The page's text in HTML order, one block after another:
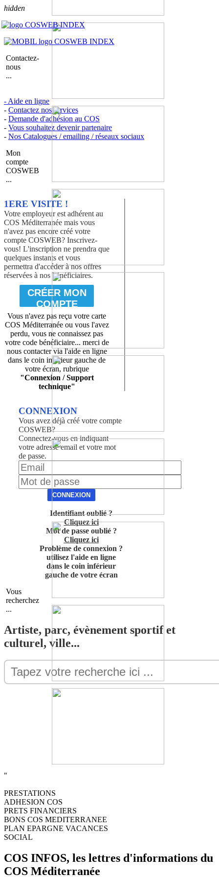
hidden
Contactez-
nous
...
- Aide en ligne
- Contactez nos services
- Demande d'adhésion au COS
- Vous souhaitez devenir partenaire
- Nos Catalogues / emailing / réseaux sociaux
Mon
compte
COSWEB
...
1ERE VISITE !
Votre employeur est adhérent au
COS Méditerranée mais vous
n'avez pas encore créé votre
compte COSWEB? Inscrivez-
vous! L'inscription ne prendra que
quelques instants et vous
permettra d'accéder à nos offres
réservées à nos bénéficiaires.
CRÉER MON
COMPTE
Vous n'avez pas reçu votre carte
COS Méditerranée ou vous l'avez
perdu, vous ne connaissez pas
votre code bénéficiaire... merci de
nous contacter via l'aide en ligne
dans le coin inférieur gauche de
votre écran, rubrique
"Connexion / Support
technique"
CONNEXION
Vous avez déjà créé votre compte
COSWEB?
Connectez-vous en indiquant
votre adresse email et votre mot
de passe.
CONNEXION
Identifiant oublié ?
Cliquez ici
Mot de passe oublié ?
Cliquez ici
Problème de connexion ?
utilisez l'aide en ligne
dans le coin inférieur
gauche de votre écran
Vous
recherchez
...
Artiste, parc, évènement sportif et
culturel, ville...
"
PRESTATIONS
ADHESION COS
PRETS FINANCIERS
BONS COS MEDITERRANEE
PLAN EPARGNE VACANCES
SOCIAL
COS INFOS, les lettres d'informations du
COS Méditerranée